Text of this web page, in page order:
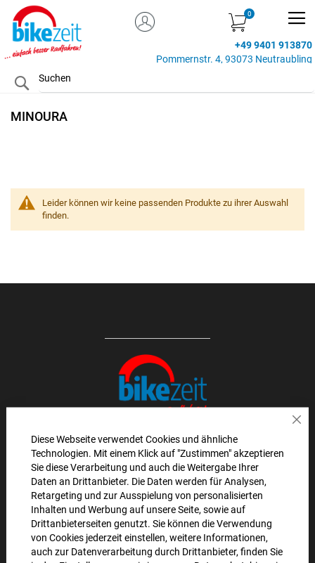
Diese Webseite verwendet Cookies und ähnliche
Technologien. Mit einem Klick auf "Zustimmen" akzeptieren
Sie diese Verarbeitung und auch die Weitergabe Ihrer
Daten an Drittanbieter. Die Daten werden für Analysen,
Retargeting und zur Ausspielung von personalisierten
Inhalten und Werbung auf unsere Seite, sowie auf
Drittanbieterseiten genutzt. Sie können die Verwendung
von Cookies jederzeit einstellen, weitere Informationen,
auch zur Datenverarbeitung durch Drittanbieter, finden Sie
MEIN KONTO
+49 9401 913870
Pommernstr. 4, 93073 Neutraubling
Search
MINOURA
Leider können wir keine passenden Produkte zu ihrer Auswahl
finden.
AKTIONEN UND NEUHEITEN ABONNIEREN UND
10€ GUTSCHEIN SICHERN!**
ANMELDEN
**Angebot gültig ab einem Bestellwert von 100€.